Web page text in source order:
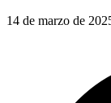
14 de marzo de